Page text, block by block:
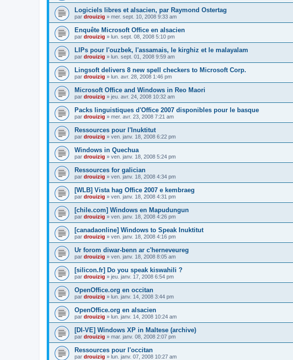
Logiciels libres et alsacien, par Raymond Ostertag
par drouizig » mer. sept. 10, 2008 9:33 am
Enquête Microsoft Office en alsacien
par drouizig » lun. sept. 08, 2008 5:10 pm
LIPs pour l'ouzbek, l'assamais, le kirghiz et le malayalam
par drouizig » lun. sept. 01, 2008 9:59 am
Lingsoft delivers 8 new spell checkers to Microsoft Corp.
par drouizig » lun. avr. 28, 2008 1:46 pm
Microsoft Office and Windows in Reo Maori
par drouizig » jeu. avr. 24, 2008 10:32 am
Packs linguistiques d'Office 2007 disponibles pour le basque
par drouizig » mer. avr. 23, 2008 7:21 am
Ressources pour l'Inuktitut
par drouizig » ven. janv. 18, 2008 6:22 pm
Windows in Quechua
par drouizig » ven. janv. 18, 2008 5:24 pm
Ressources for galician
par drouizig » ven. janv. 18, 2008 4:34 pm
[WLB] Vista hag Office 2007 e kembraeg
par drouizig » ven. janv. 18, 2008 4:31 pm
[chile.com] Windows en Mapudungun
par drouizig » ven. janv. 18, 2008 4:26 pm
[canadaonline] Windows to Speak Inuktitut
par drouizig » ven. janv. 18, 2008 4:16 pm
Ur forom diwar-benn ar c'herneveureg
par drouizig » ven. janv. 18, 2008 8:05 am
[silicon.fr] Do you speak kiswahili ?
par drouizig » jeu. janv. 17, 2008 6:54 pm
OpenOffice.org en occitan
par drouizig » lun. janv. 14, 2008 3:44 pm
OpenOffice.org en alsacien
par drouizig » lun. janv. 14, 2008 10:24 am
[DI-VE] Windows XP in Maltese (archive)
par drouizig » mar. janv. 08, 2008 2:07 pm
Ressources pour l'occitan
par drouizig » lun. janv. 07, 2008 10:27 am